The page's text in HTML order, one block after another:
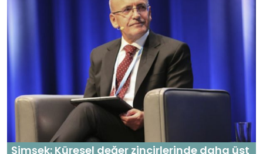
Şimşek: Küresel değer zincirlerinde daha üst